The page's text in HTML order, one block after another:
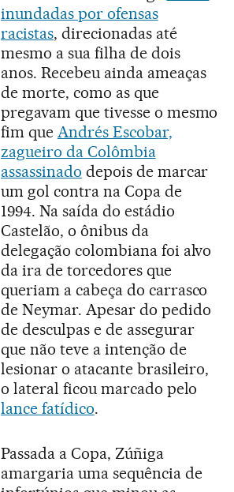
inundadas por ofensas
racistas, direcionadas até
mesmo a sua filha de dois
anos. Recebeu ainda ameaças
de morte, como as que
pregavam que tivesse o mesmo
fim que Andrés Escobar,
zagueiro da Colômbia
assassinado depois de marcar
um gol contra na Copa de
1994. Na saída do estádio
Castelão, o ônibus da
delegação colombiana foi alvo
da ira de torcedores que
queriam a cabeça do carrasco
de Neymar. Apesar do pedido
de desculpas e de assegurar
que não teve a intenção de
lesionar o atacante brasileiro,
o lateral ficou marcado pelo
lance fatídico.
Passada a Copa, Zúñiga
amargaria uma sequência de